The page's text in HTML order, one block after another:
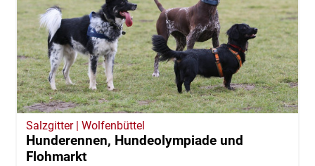
Salzgitter | Wolfenbüttel
Hunderennen, Hundeolympiade und
Flohmarkt